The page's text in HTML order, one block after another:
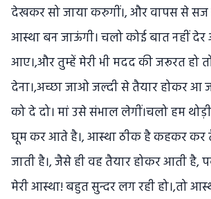
देखकर सो जाया करुगीं।, और वापस से सज
आस्था बन जाऊंगी। चलो कोई बात नहीं
आए।,और तुम्हें मेरी भी मदद की जरूरत हो
देना।,अच्छा जाओ जल्दी से तैयार होकर आ
को दे दो। मां उसे संभाल लेगीं।चलो हम
घूम कर आते है।, आस्था ठीक है कहकर कर
जाती है।, जैसे ही वह तैयार होकर आती है,
मेरी आस्था! बहुत सुन्दर लग रही हो।,तो